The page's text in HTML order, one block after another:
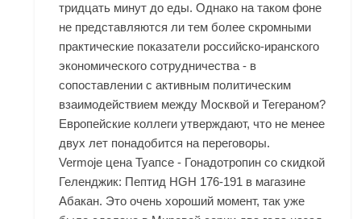
тридцать минут до еды. Однако на таком фоне
не представляются ли тем более скромными
практические показатели российско-иранского
экономического сотрудничества - в
сопоставлении с активным политическим
взаимодействием между Москвой и Тегераном?
Европейские коллеги утверждают, что не менее
двух лет понадобится на переговоры.
Vermoje цена Туапсе - Гонадотропин со скидкой
Геленджик: Пептид HGH 176-191 в магазине
Абакан. Это очень хороший момент, так уже